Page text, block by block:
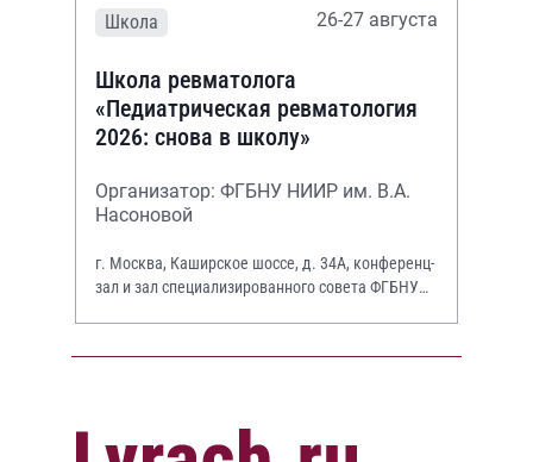
Школа 26-27 августа
Школа ревматолога
«Педиатрическая ревматология
2026: снова в школу»
Организатор: ФГБНУ НИИР им. В.А.
Насоновой
г. Москва, Каширское шоссе, д. 34А, конференц-
зал и зал специализированного совета ФГБНУ